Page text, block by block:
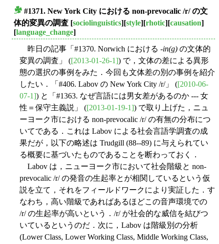
#1371. New York City における non-prevocalic /r/ の文
体的変異の調査 [sociolinguistics][style][rhotic][causation]
[language_change]
昨日の記事「#1370. Norwich における -in(g) の文体的
変異の調査」 ([2013-01-26-1]) で，文体の差による異形
態の選択の事例をみた．今回も文体差の別の事例を紹介
したい．「#406. Labov の New York City /r/」 ([2010-06-
07-1]) と「#1363. なぜ言語には男女差があるのか --- 女
性＝保守主義説」 ([2013-01-19-1]) で取り上げた，ニュ
ーヨーク市における non-prevocalic /r/ の有無の分布につ
いてである．これは Labov による社会言語学調査の成
果だが，以下の略述は Trudgill (88--89) に与えられてい
る概要に基づいたものであることを断わっておく．
Labov は，ニューヨーク市において社会階級と non-
prevocalic /r/ の発音の生起率とが相関しているという仮
説を立て，それをフィールドワークにより実証した．す
なわち，高い階級であればあるほどこの音声環境での
/r/ の生起率が高いという．/r/ が社会的な威信を結びつ
いているというのだ．次に，Labov は階級別の分析
(Lower Class, Lower Working Class, Middle Working Class,